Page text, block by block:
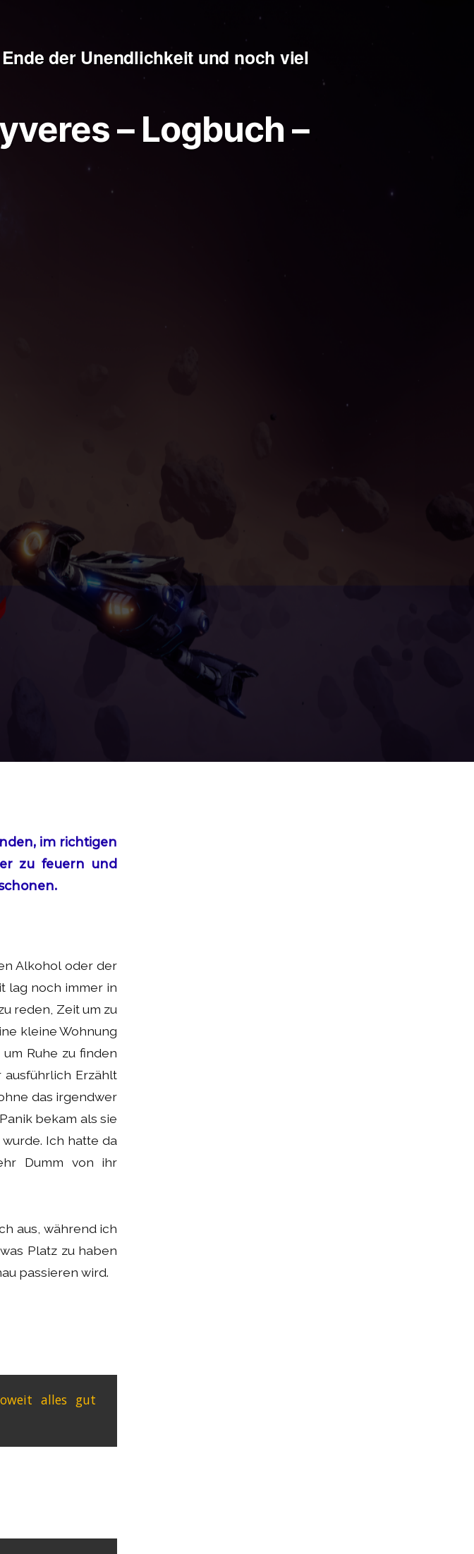
der Unendlichkeit und noch viel
– Logbuch –
im richtigen
zu feuern und
Alkohol oder der
lag noch immer in
reden, Zeit um zu
kleine Wohnung
Ruhe zu finden
Erzählt
das irgendwer
bekam als sie
Ich hatte da
Dumm von ihr
aus, während ich
Platz zu haben
passieren wird.
alles gut